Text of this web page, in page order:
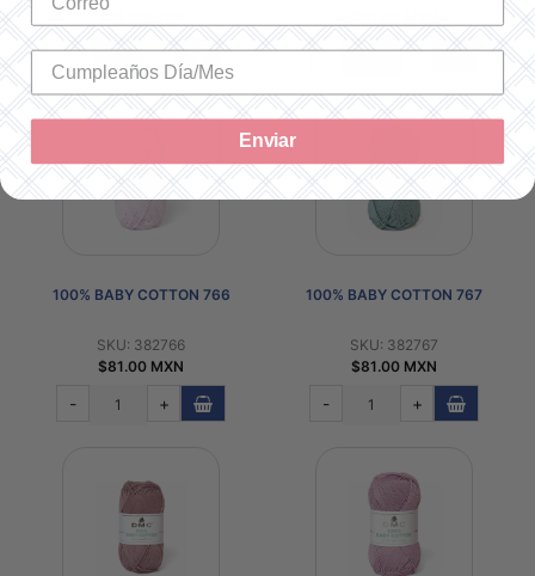
- + - +
100% BABY COTTON 766
SKU: 382766
$81.00 MXN
- +
100% BABY COTTON 767
SKU: 382767
$81.00 MXN
- +
Enviar